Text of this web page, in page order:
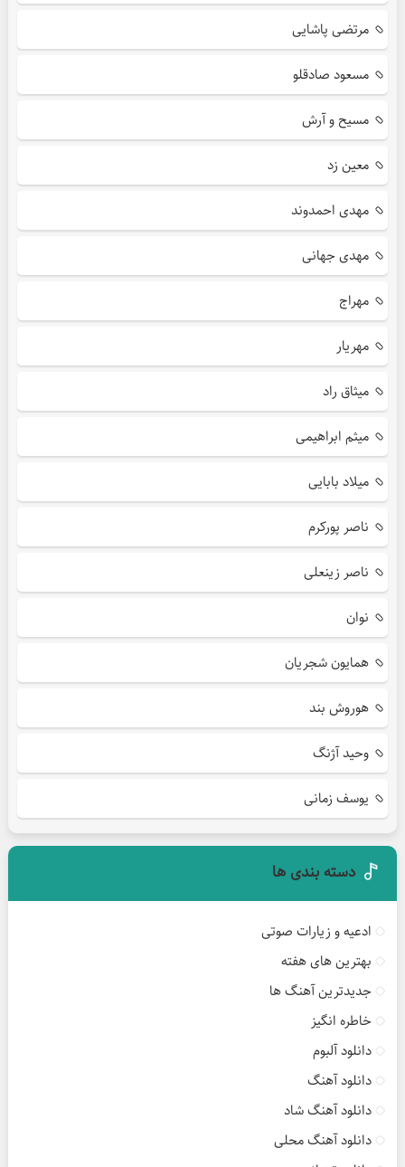
مرتضی پاشایی
مسعود صادقلو
مسیح و آرش
معین زد
مهدی احمدوند
مهدی جهانی
مهراج
مهریار
میثاق راد
میثم ابراهیمی
میلاد بابایی
ناصر پورکرم
ناصر زینعلی
نوان
همایون شجریان
هوروش بند
وحید آژنگ
یوسف زمانی
دسته بندی ها
ادعیه و زیارات صوتی
بهترین های هفته
جدیدترین آهنگ ها
خاطره انگیز
دانلود آلبوم
دانلود آهنگ
دانلود آهنگ شاد
دانلود آهنگ محلی